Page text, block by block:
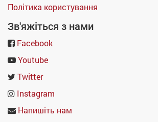
Політика користування
Зв'яжіться з нами
Facebook
Youtube
Twitter
Instagram
Напишіть нам